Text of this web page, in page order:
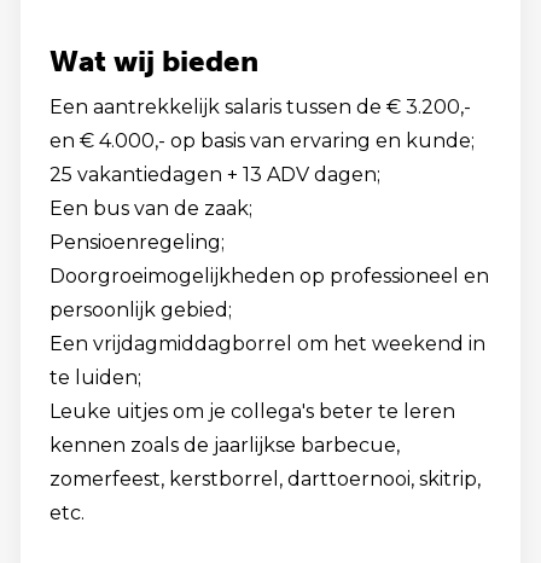
Wat wij bieden
Een aantrekkelijk salaris tussen de € 3.200,-
en € 4.000,- op basis van ervaring en kunde;
25 vakantiedagen + 13 ADV dagen;
Een bus van de zaak;
Pensioenregeling;
Doorgroeimogelijkheden op professioneel en
persoonlijk gebied;
Een vrijdagmiddagborrel om het weekend in
te luiden;
Leuke uitjes om je collega's beter te leren
kennen zoals de jaarlijkse barbecue,
zomerfeest, kerstborrel, darttoernooi, skitrip,
etc.